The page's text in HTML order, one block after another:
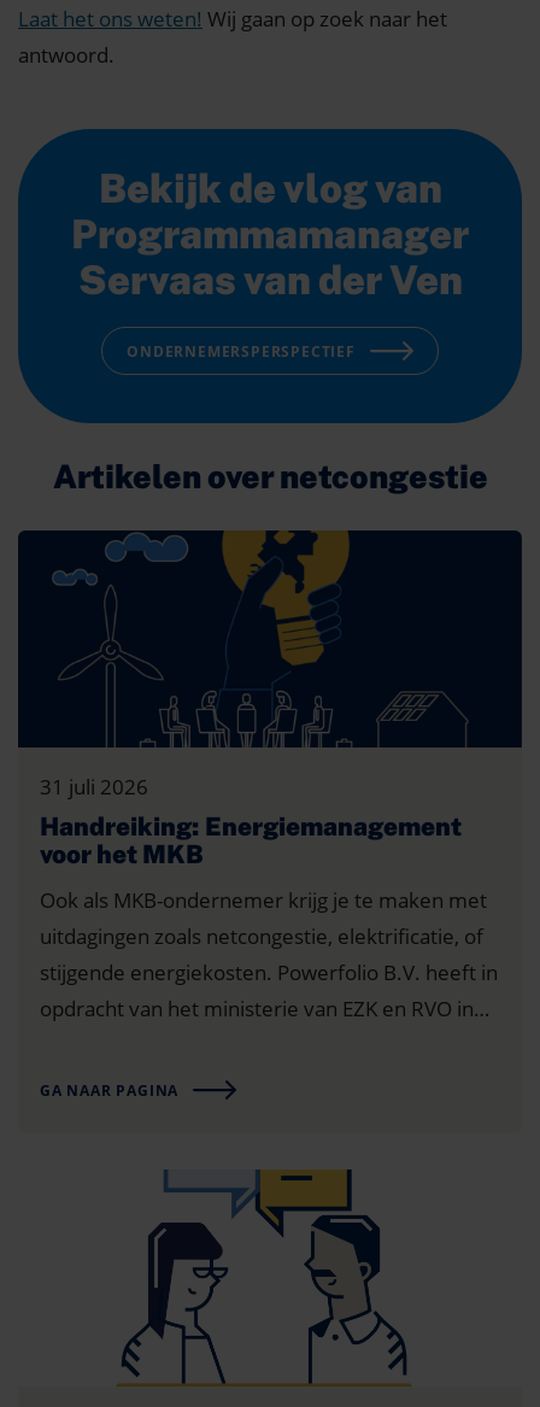
Laat het ons weten! Wij gaan op zoek naar het
antwoord.
Bekijk de vlog van
Programmamanager
Servaas van der Ven
ONDERNEMERSPERSPECTIEF
Artikelen over netcongestie
31 juli 2026
Handreiking: Energiemanagement
voor het MKB
Ook als MKB-ondernemer krijg je te maken met
uitdagingen zoals netcongestie, elektrificatie, of
stijgende energiekosten. Powerfolio B.V. heeft in
opdracht van het ministerie van EZK en RVO in
een handreiking gemaakt speciaal voor MKB-
GA NAAR PAGINA